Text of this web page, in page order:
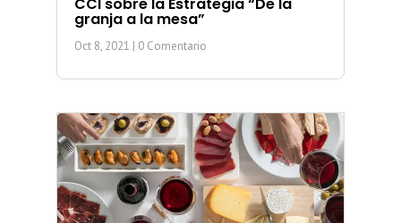
granja a la mesa”
Oct 8, 2021 | 0 Comentario